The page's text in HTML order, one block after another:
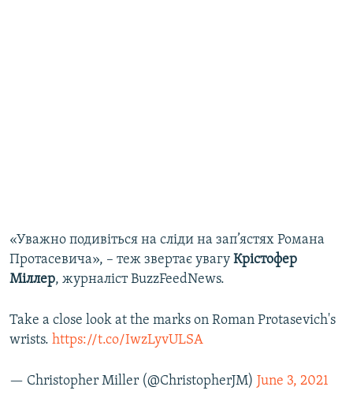
«Уважно подивіться на сліди на зап’ястях Романа
Протасевича», – теж звертає увагу Крістофер
Міллер, журналіст BuzzFeedNews.
Take a close look at the marks on Roman Protasevich's
wrists. https://t.co/IwzLyvULSA
— Christopher Miller (@ChristopherJM) June 3, 2021